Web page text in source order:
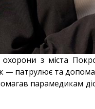
охорони з міста
— патрулює та
парамедикам